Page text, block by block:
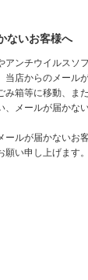
ないお客様へ
アンチウイルスソ
当店からのメール
み箱等に移動、ま
、メールが届かな
ールが届かないお
い申し上げます。